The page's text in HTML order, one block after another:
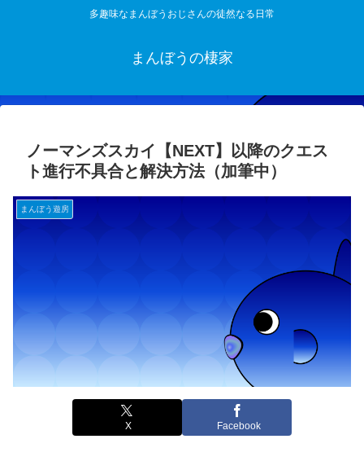
多趣味なまんぼうおじさんの徒然なる日常
まんぼうの棲家
ノーマンズスカイ【NEXT】以降のクエス
ト進行不具合と解決方法（加筆中）
まんぼう遊房
X Facebook